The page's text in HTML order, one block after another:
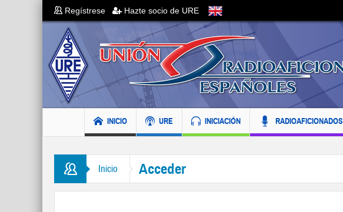
Regístrese Hazte socio de URE
INICIO URE INICIACIÓN RADIOAFICIONADOS
Inicio Acceder